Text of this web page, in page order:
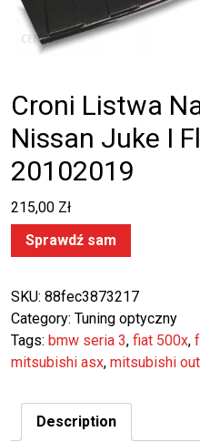
Croni Listwa
Nissan Juke I
20102019
215,00 Zł
Sprawdź sam
SKU: 88fec3873217
Category: Tuning optyczny
Tags: bmw seria 3, fiat 500x,
mitsubishi asx, mitsubishi
Description